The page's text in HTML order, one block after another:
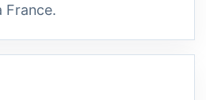
France.